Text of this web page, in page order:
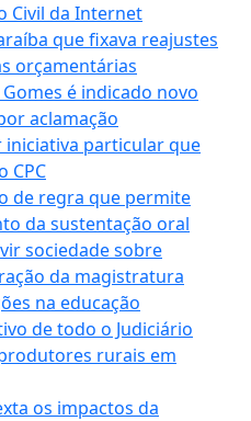
Civil da Internet
que fixava reajustes
orçamentárias
é indicado novo
aclamação
iniciativa particular que
CPC
de regra que permite
da sustentação oral
sociedade sobre
da magistratura
na educação
de todo o Judiciário
rurais em
os impactos da